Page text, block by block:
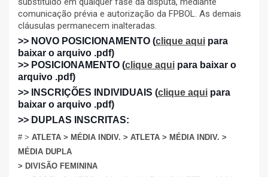
comunicação prévia e autorização da FPBOL. As demais
cláusulas permanecem inalteradas.
>> NOVO POSICIONAMENTO (clique aqui para
baixar o arquivo .pdf)
>> POSICIONAMENTO (clique aqui para baixar o
arquivo .pdf)
>> INSCRIÇÕES INDIVIDUAIS (clique aqui para
baixar o arquivo .pdf)
>> DUPLAS INSCRITAS:
# > ATLETA > MÉDIA INDIV. > ATLETA > MÉDIA INDIV. >
MÉDIA DUPLA
> DIVISÃO FEMININA